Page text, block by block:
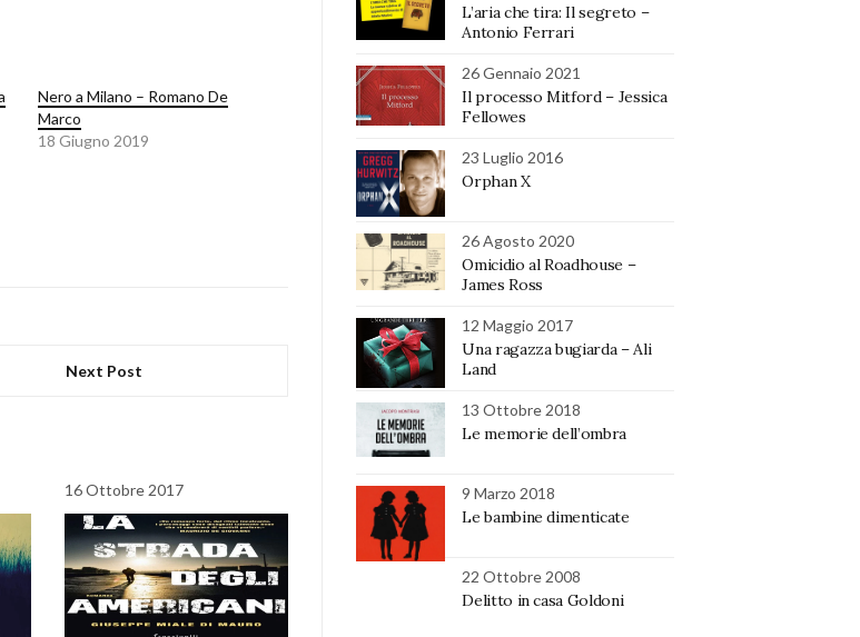
Nero a Milano – Romano De
Marco
18 Giugno 2019
Next Post
16 Ottobre 2017
L’aria che tira: Il segreto –
Antonio Ferrari
26 Gennaio 2021
Il processo Mitford – Jessica
Fellowes
23 Luglio 2016
Orphan X
26 Agosto 2020
Omicidio al Roadhouse –
James Ross
12 Maggio 2017
Una ragazza bugiarda – Ali
Land
13 Ottobre 2018
Le memorie dell’ombra
9 Marzo 2018
Le bambine dimenticate
22 Ottobre 2008
Delitto in casa Goldoni